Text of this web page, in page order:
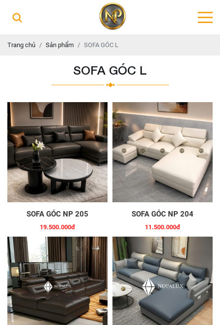
Trang chủ Sản phẩm SOFA GÓC L
SOFA GÓC L
SOFA GÓC NP 205
19.500.000đ
SOFA GÓC NP 204
11.500.000đ